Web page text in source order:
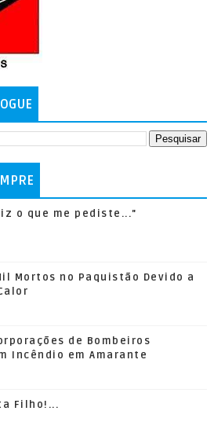
o que me pediste..."
Mortos no Paquistão Devido a
de Bombeiros
Incêndio em Amarante
Filho!...